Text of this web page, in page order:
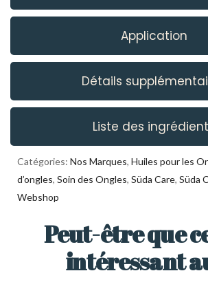
Application
Détails
Liste des
Catégories: Nos Marques, Huiles pour les
d’ongles, Soin des Ongles, Süda Care, Süda
Webshop
Peut-être que
intéressant